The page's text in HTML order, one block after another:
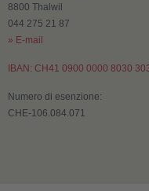
8800 Thalwil
044 275 21 87
» E-mail
IBAN: CH41 0900 0000 8030
Numero di esenzione:
CHE-106.084.071